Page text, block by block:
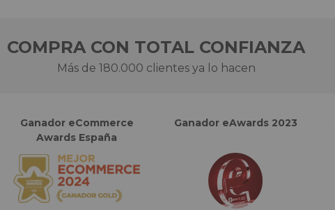
COMPRA CON TOTAL CONFIANZA
Más de 180.000 clientes ya lo hacen
Ganador eCommerce
Awards España
Ganador eAwards 2023